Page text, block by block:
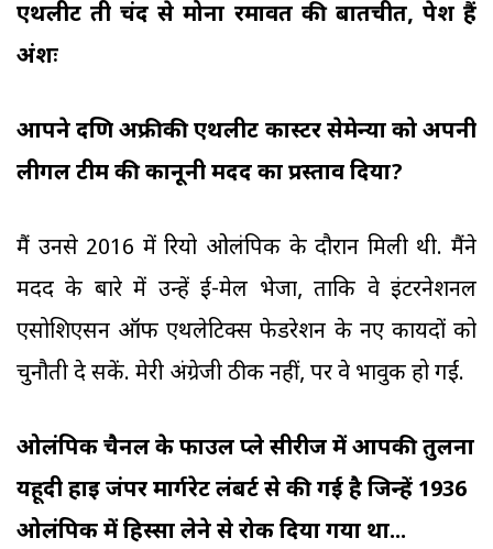
एथलीट दुती चंद से मोना रमावत की बातचीत, पेश हैं
अंशः
आपने दक्षिण अफ्रीकी एथलीट कास्टर सेमेन्या को अपनी
लीगल टीम की कानूनी मदद का प्रस्ताव दिया?
मैं उनसे 2016 में रियो ओलंपिक के दौरान मिली थी. मैंने
मदद के बारे में उन्हें ई-मेल भेजा, ताकि वे इंटरनेशनल
एसोशिएसन ऑफ एथलेटिक्स फेडरेशन के नए कायदों को
चुनौती दे सकें. मेरी अंग्रेजी ठीक नहीं, पर वे भावुक हो गईं.
ओलंपिक चैनल के फाउल प्ले सीरीज में आपकी तुलना
यहूदी हाइ जंपर मार्गरेट लंबर्ट से की गई है जिन्हें 1936
ओलंपिक में हिस्सा लेने से रोक दिया गया था...